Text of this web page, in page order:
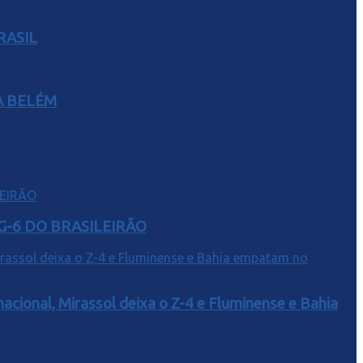
BELÉM
6 DO BRASILEIRÃO
Mirassol deixa o Z-4 e Fluminense e Bahia